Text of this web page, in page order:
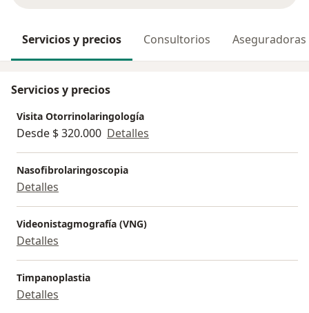
Servicios y precios Consultorios Aseguradoras
Servicios y precios
Visita Otorrinolaringología
Desde $ 320.000 Detalles
Nasofibrolaringoscopia
Detalles
Videonistagmografía (VNG)
Detalles
Timpanoplastia
Detalles